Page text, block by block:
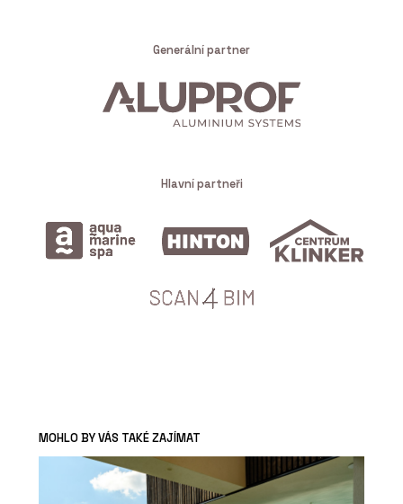
Generální partner
Hlavní partneři
MOHLO BY VÁS TAKÉ ZAJÍMAT